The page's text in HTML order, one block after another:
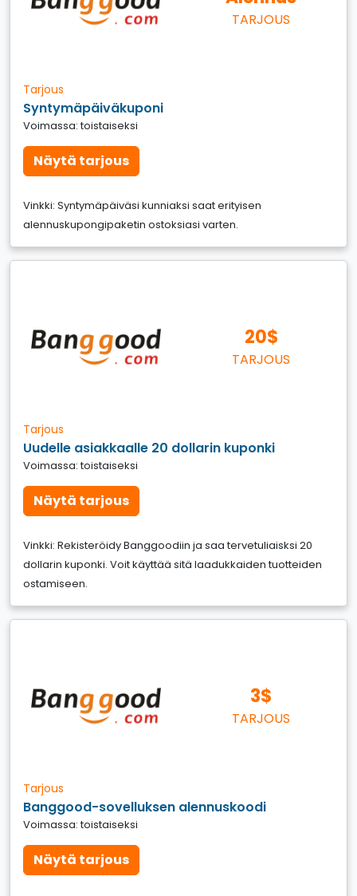
TARJOUS
Tarjous
Syntymäpäiväkuponi
Voimassa: toistaiseksi
Näytä tarjous
Vinkki: Syntymäpäiväsi kunniaksi saat erityisen
alennuskupongipaketin ostoksiasi varten.
20$
TARJOUS
Tarjous
Uudelle asiakkaalle 20 dollarin kuponki
Voimassa: toistaiseksi
Näytä tarjous
Vinkki: Rekisteröidy Banggoodiin ja saa tervetuliaisksi 20
dollarin kuponki. Voit käyttää sitä laadukkaiden tuotteiden
ostamiseen.
3$
TARJOUS
Tarjous
Banggood-sovelluksen alennuskoodi
Voimassa: toistaiseksi
Näytä tarjous